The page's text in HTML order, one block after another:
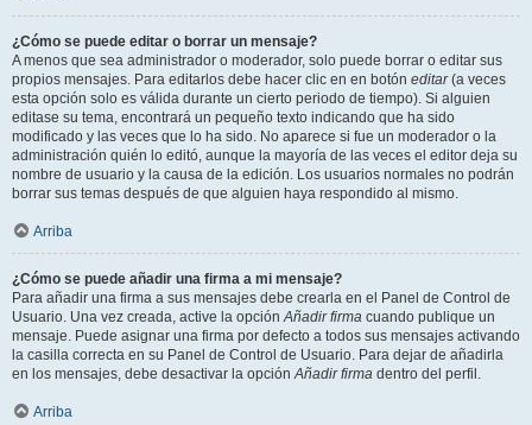
¿Cómo se puede editar o borrar un mensaje?
A menos que sea administrador o moderador, solo puede borrar o editar sus
propios mensajes. Para editarlos debe hacer clic en en botón editar(a veces
esta opción solo es válida durante un cierto periodo de tiempo). Si alguien
editase su tema, encontrará un pequeño texto indicando que ha sido
modificado y las veces que lo ha sido. No aparece si fue un moderador o la
administración quién lo editó, aunque la mayoría de las veces el editor deja su
nombre de usuario y la causa de la edición. Los usuarios normales no podrán
borrar sus temas después de que alguien haya respondido al mismo.
Arriba
¿Cómo se puede añadir una firma a mi mensaje?
Para añadir una firma a sus mensajes debe crearla en el Panel de Control de
Usuario. Una vez creada, active la opciónAñadir firma cuando publique un
mensaje. Puede asignar una firma por defecto a todos sus mensajes activando
la casilla correcta en su Panel de Control de Usuario. Para dejar de añadirla
en los mensajes, debe desactivar la opciónAñadir firma dentro del perfil.
Arriba